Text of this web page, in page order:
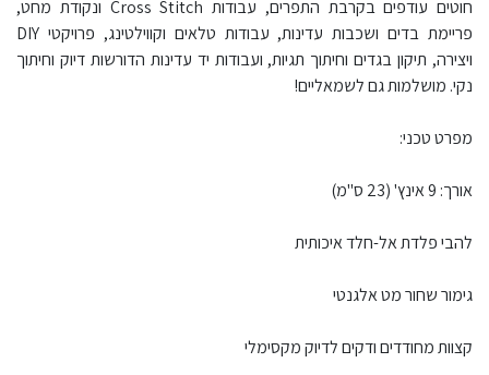
חוטים עודפים בקרבת התפרים, עבודות Cross Stitch ונקודת מחט,
פריימת בדים ושכבות עדינות, עבודות טלאים וקווילטינג, פרויקטי DIY
ויצירה, תיקון בגדים וחיתוך תגיות, ועבודות יד עדינות הדורשות דיוק וחיתוך
נקי. מושלמות גם לשמאליים!
מפרט טכני:
אורך: 9 אינץ' (23 ס"מ)
להבי פלדת אל-חלד איכותית
גימור שחור מט אלגנטי
קצוות מחודדים ודקים לדיוק מקסימלי